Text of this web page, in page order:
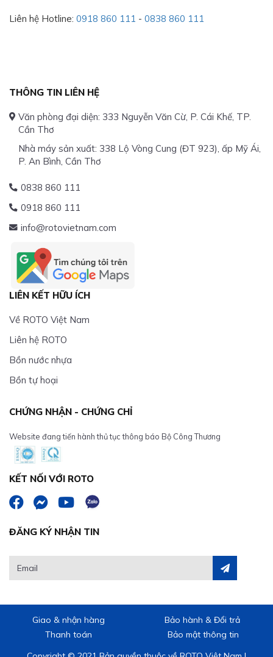
Liên hệ Hotline: 0918 860 111 - 0838 860 111
THÔNG TIN LIÊN HỆ
Văn phòng đại diện: 333 Nguyễn Văn Cừ, P. Cái Khế, TP.
Cần Thơ
Nhà máy sản xuất: 338 Lộ Vòng Cung (ĐT 923), ấp Mỹ Ái,
P. An Bình, Cần Thơ
0838 860 111
0918 860 111
info@rotovietnam.com
LIÊN KẾT HỮU ÍCH
Về ROTO Việt Nam
Liên hệ ROTO
Bồn nước nhựa
Bồn tự hoại
CHỨNG NHẬN - CHỨNG CHỈ
Website đang tiến hành thủ tục thông báo Bộ Công Thương
KẾT NỐI VỚI ROTO
ĐĂNG KÝ NHẬN TIN
Giao & nhận hàng
Bảo hành & Đổi trả
Thanh toán
Bảo mật thông tin